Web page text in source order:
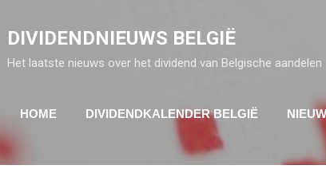
DIVIDENDNIEUWS BELGIË
Het laatste nieuws over het dividend van Belgische aandelen
HOME DIVIDENDKALENDER BELGIË